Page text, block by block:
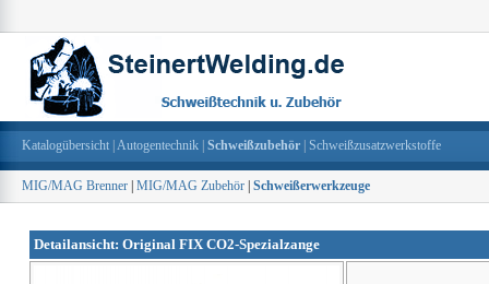
Katalogübersicht Autogentechnik Schweißzubehör Schweißzusatzwerkstoffe
MIG/MAG Brenner MIG/MAG Zubehör Schweißerwerkzeuge
Detailansicht: Original FIX CO2-Spezialzange